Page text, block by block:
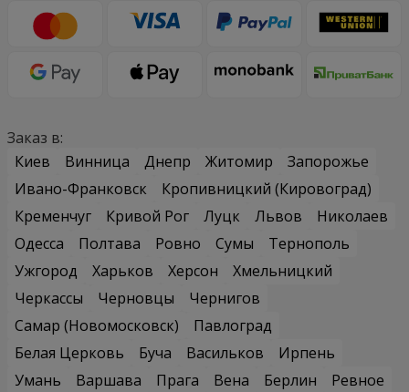
Заказ в:
Киев
Винница Днепр Житомир
Запорожье
Ивано-Франковск
Кропивницкий (Кировоград)
Кременчуг
Кривой Рог Луцк Львов
Николаев
Одесса
Полтава Ровно Сумы
Тернополь
Ужгород
Харьков Херсон
Хмельницкий
Черкассы
Черновцы
Чернигов
Самар (Новомосковск)
Павлоград
Белая Церковь
Буча Васильков
Ирпень
Умань
Варшава Прага Вена Берлин
Ревное